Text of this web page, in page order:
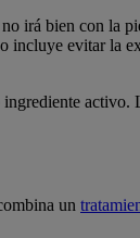
irá bien con la
incluye evitar la
activo.
un